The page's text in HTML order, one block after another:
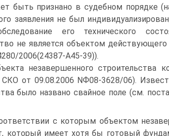
быть признано в судебном порядке
заявления не был
его технического
не является объектом действующего
2006(24387-А45-39)).
незавершенного строительства
от 09.08.2006 NФ08-3628/06).
было названо свайное поле (см.
с которым объектом
который имеет хотя бы готовый